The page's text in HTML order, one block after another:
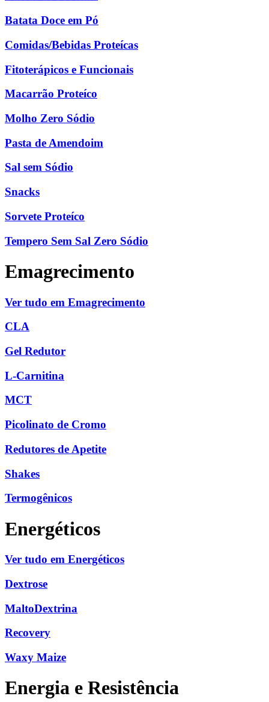
Batata Doce em Pó
Comidas/Bebidas Proteícas
Fitoterápicos e Funcionais
Macarrão Proteíco
Molho Zero Sódio
Pasta de Amendoim
Sal sem Sódio
Snacks
Sorvete Proteíco
Tempero Sem Sal Zero Sódio
Emagrecimento
Ver tudo em Emagrecimento
CLA
Gel Redutor
L-Carnitina
MCT
Picolinato de Cromo
Redutores de Apetite
Shakes
Termogênicos
Energéticos
Ver tudo em Energéticos
Dextrose
MaltoDextrina
Recovery
Waxy Maize
Energia e Resistência